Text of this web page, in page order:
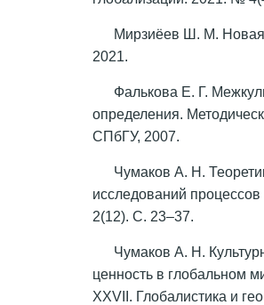
Мирзиёев Ш. М. Новая
2021.
Фалькова Е. Г.
определения.
СПбГУ, 2007.
Чумаков А. Н.
исследований
2(12). С. 23–37.
Чумаков А. Н.
ценность в глобальном
XXVII. Глобалистика и